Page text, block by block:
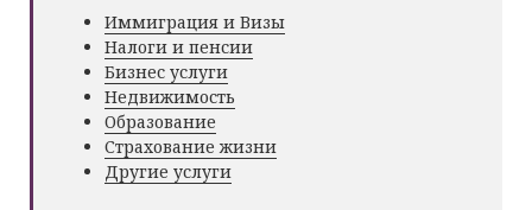
Иммиграция и Визы
Налоги и пенсии
Бизнес услуги
Недвижимость
Образование
Страхование жизни
Другие услуги